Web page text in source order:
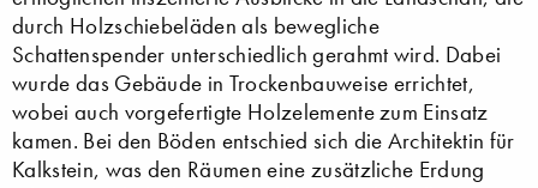
durch Holzschiebeläden als bewegliche
Schattenspender unterschiedlich gerahmt wird. Dabei
wurde das Gebäude in Trockenbauweise errichtet,
wobei auch vorgefertigte Holzelemente zum Einsatz
kamen. Bei den Böden entschied sich die Architektin für
Kalkstein, was den Räumen eine zusätzliche Erdung